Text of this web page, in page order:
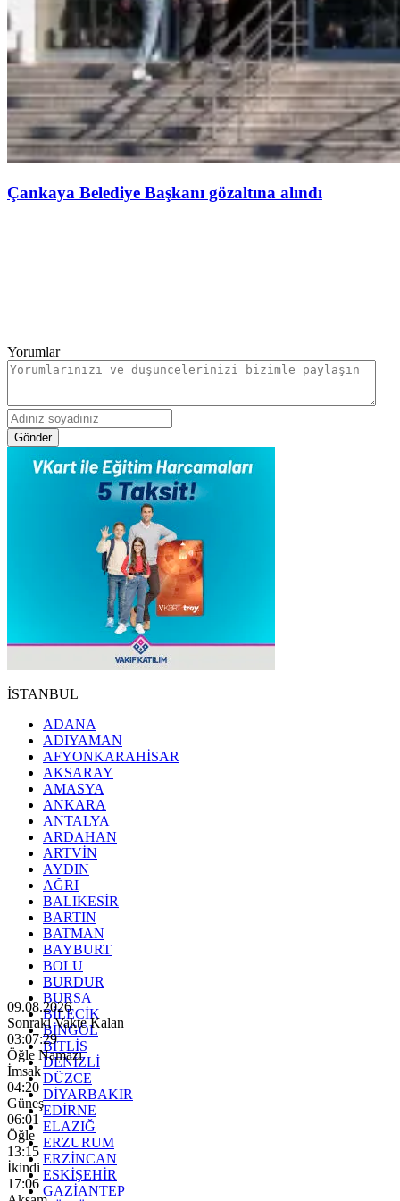
Çankaya Belediye Başkanı gözaltına alındı
Yorumlar
Gönder
İSTANBUL
ADANA
ADIYAMAN
AFYONKARAHİSAR
AKSARAY
AMASYA
ANKARA
ANTALYA
ARDAHAN
ARTVİN
AYDIN
AĞRI
BALIKESİR
BARTIN
BATMAN
BAYBURT
BOLU
BURDUR
BURSA
BİLECİK
BİNGÖL
BİTLİS
DENİZLİ
DÜZCE
DİYARBAKIR
EDİRNE
ELAZIĞ
ERZURUM
ERZİNCAN
ESKİŞEHİR
GAZİANTEP
09.08.2026
Sonraki Vakte Kalan
03:07:27
Öğle Namazı
İmsak
04:20
Güneş
06:01
Öğle
13:15
İkindi
17:06